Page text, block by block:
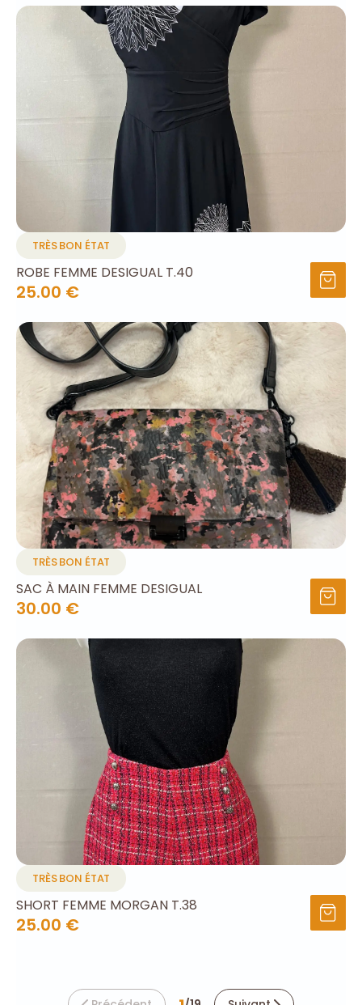
TRÈS BON ÉTAT
ROBE FEMME DESIGUAL T.40
25.00 €
TRÈS BON ÉTAT
SAC À MAIN FEMME DESIGUAL
30.00 €
TRÈS BON ÉTAT
SHORT FEMME MORGAN T.38
25.00 €